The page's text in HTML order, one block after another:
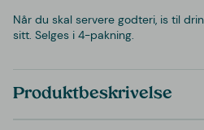
Når du skal servere godteri, is til
sitt. Selges i 4-pakning.
Produktbeskrivelse